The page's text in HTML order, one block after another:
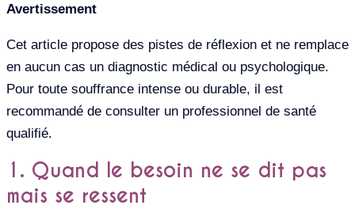
Avertissement
Cet article propose des pistes de réflexion et ne remplace
en aucun cas un diagnostic médical ou psychologique.
Pour toute souffrance intense ou durable, il est
recommandé de consulter un professionnel de santé
qualifié.
1. Quand le besoin ne se dit pas
mais se ressent